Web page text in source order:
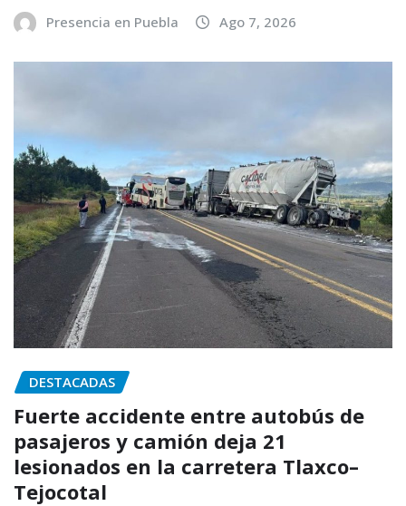
Presencia en Puebla Ago 7, 2026
DESTACADAS
Fuerte accidente entre autobús de
pasajeros y camión deja 21
lesionados en la carretera Tlaxco–
Tejocotal